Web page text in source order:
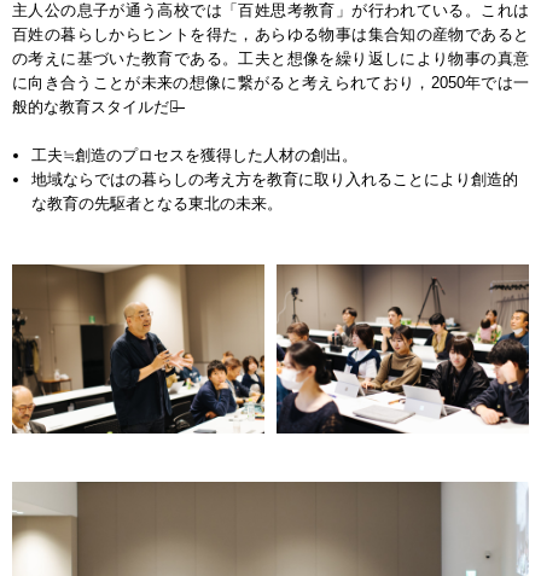
主人公の息子が通う高校では「百姓思考教育」が行われている。これは
百姓の暮らしからヒントを得た，あらゆる物事は集合知の産物であると
の考えに基づいた教育である。工夫と想像を繰り返しにより物事の真意
に向き合うことが未来の想像に繋がると考えられており，2050年では一
般的な教育スタイルだ。̶̶̶̶
工夫≒創造のプロセスを獲得した人材の創出。
地域ならではの暮らしの考え方を教育に取り入れることにより創造的
な教育の先駆者となる東北の未来。